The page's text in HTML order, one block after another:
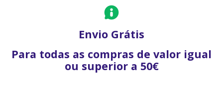
Envio Grátis
Para todas as compras de valor igual
ou superior a 50€